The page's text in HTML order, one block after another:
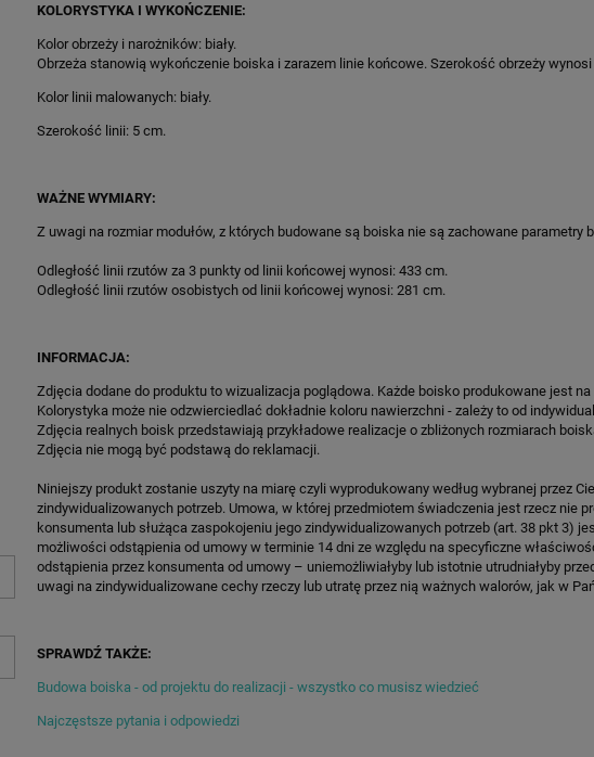
33M2/531X622CM POMARAŃCZOWO-
SPEEDSPORT HEXA POWER PRO
Cena regularna:
ZAMÓW
19M2/440X440CM ŻÓŁTO-
SPEEDSPORT HEXA POWER PRO
ZAMÓW
KOLORYSTYKA I WYKOŃCZENIE:
Kolor obrzeży i narożników: biały.
Obrzeża stanowią wykończenie boiska i zarazem linie końcowe. Szerokość obrzeży wynosi
Kolor linii malowanych: biały.
Szerokość linii: 5 cm.
WAŻNE WYMIARY:
Z uwagi na rozmiar modułów, z których budowane są boiska nie są zachowane parametry
Odległość linii rzutów za 3 punkty od linii końcowej wynosi: 433 cm.
Odległość linii rzutów osobistych od linii końcowej wynosi: 281 cm.
INFORMACJA:
Zdjęcia dodane do produktu to wizualizacja poglądowa. Każde boisko produkowane jest na
Kolorystyka może nie odzwierciedlać dokładnie koloru nawierzchni - zależy to od
Zdjęcia realnych boisk przedstawiają przykładowe realizacje o zbliżonych rozmiarach
Zdjęcia nie mogą być podstawą do reklamacji.
Niniejszy produkt zostanie uszyty na miarę czyli wyprodukowany według wybranej przez
zindywidualizowanych potrzeb. Umowa, w której przedmiotem świadczenia jest rzecz nie
konsumenta lub służąca zaspokojeniu jego zindywidualizowanych potrzeb (art. 38 pkt 3)
możliwości odstąpienia od umowy w terminie 14 dni ze względu na specyficzne
odstąpienia przez konsumenta od umowy – uniemożliwiałyby lub istotnie utrudniałyby
uwagi na zindywidualizowane cechy rzeczy lub utratę przez nią ważnych walorów, jak w
SPRAWDŹ TAKŻE:
Budowa boiska - od projektu do realizacji - wszystko co musisz wiedzieć
Najczęstsze pytania i odpowiedzi